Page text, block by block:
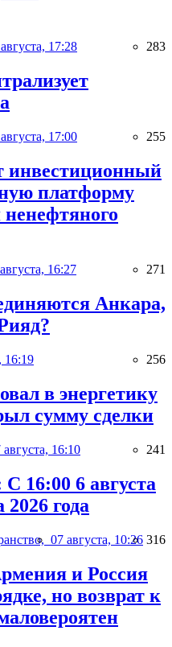
17:28 283
17:00 255
инвестиционный
платформу
16:27 271
Анкара,
16:19 256
в энергетику
сумму сделки
августа, 16:10 241
16:00 6 августа
2026 года
07 августа, 10:26 316
и Россия
но возврат к